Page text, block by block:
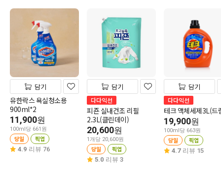
담기
유한락스 욕실청소용
900ml*2
11,900원
100ml당 661원
당일 픽업
4.9 리뷰 76
담기
다다익선
피죤 실내건조 리필
2.3L(클린데이)
20,600원
1개당 20,600원
당일 픽업
5.0 리뷰 3
담기
다다익선
테크 액체세제3L(드
19,900원
100ml당 663원
당일 픽업
4.7 리뷰 15